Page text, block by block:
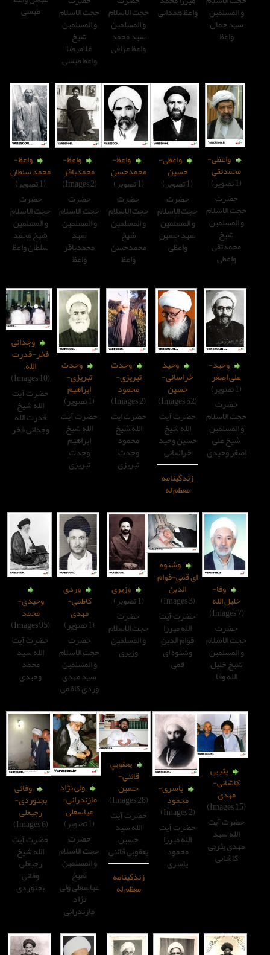
طبسی حجت الاسلام
و المسلمین
حجت الاسلام
و المسلمین
سید محمد
همدانی
واعظ-
محمد سلطان
(1 تصویر)
حضرت
حجت الاسلام
و المسلمین
شیخ محمد
سلطان واعظ
واعظ-
محمدباقر
(2 Images)
حضرت
حجت الاسلام
و المسلمین
سید
محمدباقر
واعظ-
محمدحسن
(1 تصویر)
حضرت
حجت الاسلام
و المسلمین
محمدحسن
واعظی-
الاسلام
وجدانی
فخر-قدرت
الله
(10 Images)
حضرت آیت
الله شیخ
قدرت الله
وجدانی فخر
وحدت
تبریزی-
ابراهیم
(1 تصویر)
حضرت آیت
الله شیخ
ابراهیم
وحدت
تبریزی
وحدت
تبریزی-
محمود
(2 Images)
حضرت ایت
الله شیخ
محمود
وحدت
آیت
وحید
وحیدی-
محمد
(95 Images)
حضرت آیت
الله سید
کاظمی-
مهدی
(1 تصویر)
حضرت
حجت الاسلام
و المسلمین
(1 تصویر)
حضرت
حجت الاسلام
و المسلمین
وزیری
وشنوه
قوام
آیت
الدین
ای
وفائی
بجنوردی-
رجبعلی
(6 Images)
حضرت آیت
الله شیخ
رجبعلی
وفائی
بجنوردی
ولی نژاد
مازندرانی-
عباسعلی
(1 تصویر)
حضرت
حجت الاسلام
و المسلمین
عباسعلی ولی
يعقوبي
قائني-
حسين
(28 Images)
حضرت آیت
الله سید
حسین
یعقوبی قائنی
یاسری-
آیت